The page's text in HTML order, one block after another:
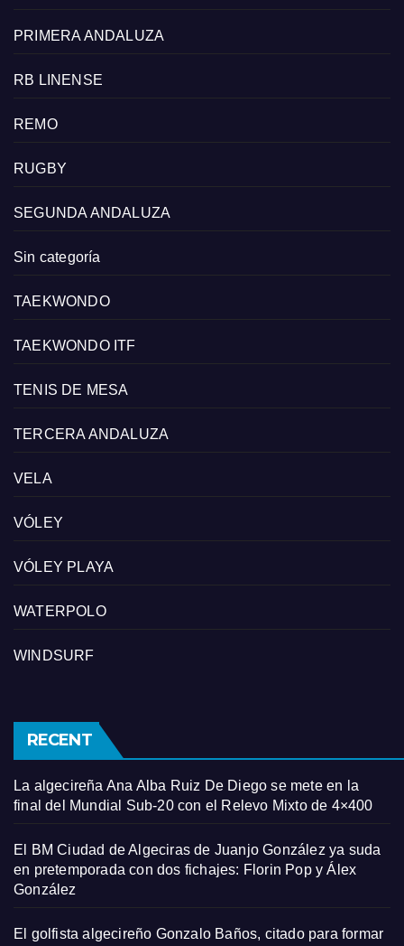
PRIMERA ANDALUZA
RB LINENSE
REMO
RUGBY
SEGUNDA ANDALUZA
Sin categoría
TAEKWONDO
TAEKWONDO ITF
TENIS DE MESA
TERCERA ANDALUZA
VELA
VÓLEY
VÓLEY PLAYA
WATERPOLO
WINDSURF
RECENT
La algecireña Ana Alba Ruiz De Diego se mete en la
final del Mundial Sub-20 con el Relevo Mixto de 4×400
El BM Ciudad de Algeciras de Juanjo González ya suda
en pretemporada con dos fichajes: Florin Pop y Álex
González
El golfista algecireño Gonzalo Baños, citado para formar